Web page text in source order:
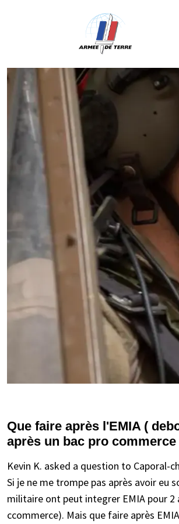
Que faire après l'EMIA (
après un bac pro commerce
Kevin K. asked a question to Caporal-
Si je ne me trompe pas après avoir eu
militaire ont peut integrer EMIA pour
ccommerce). Mais que faire après